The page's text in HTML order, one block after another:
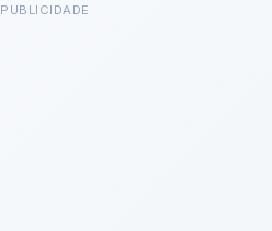
PUBLICIDADE